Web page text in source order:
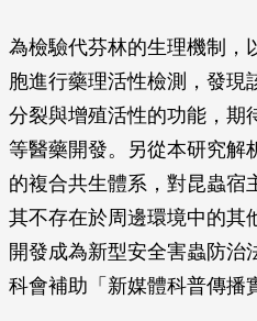
為檢驗代芬林的生理機制，
胞進行藥理活性檢測，發現
分裂與增殖活性的功能，期
等醫藥開發。另從本研究解
的複合共生體系，對昆蟲宿
其不存在於周邊環境中的其
開發成為新型安全害蟲防治
科會補助「新媒體科普傳播